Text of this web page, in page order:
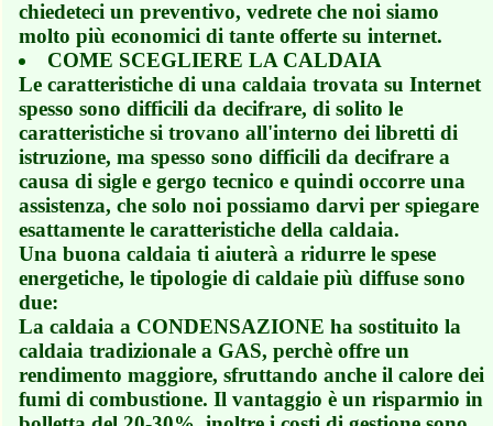
chiedeteci un preventivo, vedrete che noi siamo
molto più economici di tante offerte su internet.
COME SCEGLIERE LA CALDAIA
Le caratteristiche di una caldaia trovata su Internet
spesso sono difficili da decifrare, di solito le
caratteristiche si trovano all'interno dei libretti di
istruzione, ma spesso sono difficili da decifrare a
causa di sigle e gergo tecnico e quindi occorre una
assistenza, che solo noi possiamo darvi per spiegare
esattamente le caratteristiche della caldaia.
Una buona caldaia ti aiuterà a ridurre le spese
energetiche, le tipologie di caldaie più diffuse sono
due:
La caldaia a CONDENSAZIONE ha sostituito la
caldaia tradizionale a GAS, perchè offre un
rendimento maggiore, sfruttando anche il calore dei
fumi di combustione. Il vantaggio è un risparmio in